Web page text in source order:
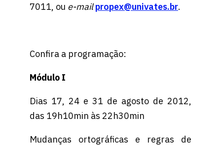
7011, ou e-mail propex@univates.br.
Confira a programação:
Módulo I
Dias 17, 24 e 31 de agosto de 2012,
das 19h10min às 22h30min
Mudanças ortográficas e regras de